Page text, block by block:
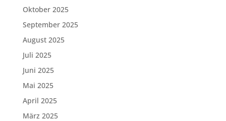
Oktober 2025
September 2025
August 2025
Juli 2025
Juni 2025
Mai 2025
April 2025
März 2025